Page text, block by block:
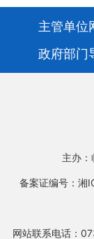
主管单位
政府部门
主办
备案证编号：湘
网站联系电话：